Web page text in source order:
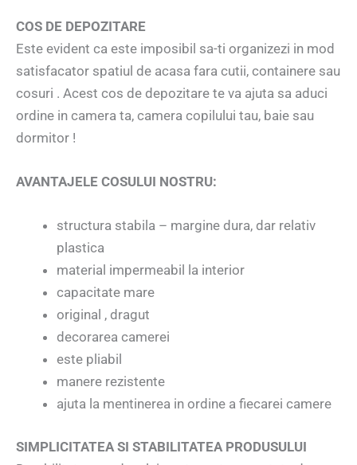
COS DE DEPOZITARE
Este evident ca este imposibil sa-ti organizezi in mod
satisfacator spatiul de acasa fara cutii, containere sau
cosuri . Acest cos de depozitare te va ajuta sa aduci
ordine in camera ta, camera copilului tau, baie sau
dormitor !
AVANTAJELE COSULUI NOSTRU:
structura stabila – margine dura, dar relativ
plastica
material impermeabil la interior
capacitate mare
original , dragut
decorarea camerei
este pliabil
manere rezistente
ajuta la mentinerea in ordine a fiecarei camere
SIMPLICITATEA SI STABILITATEA PRODUSULUI